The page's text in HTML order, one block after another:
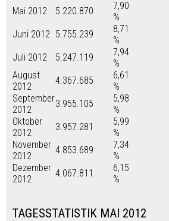
Mai 2012
5.220.870
7,90
%
Juni 2012 5.755.239
8,71
%
Juli 2012
5.247.119
7,94
%
August
2012
4.367.685
6,61
%
September
2012
3.955.105
5,98
%
Oktober
2012
3.957.281
5,99
%
November
2012
4.853.689
7,34
%
Dezember
2012
4.067.811
6,15
%
TAGESSTATISTIK MAI 2012